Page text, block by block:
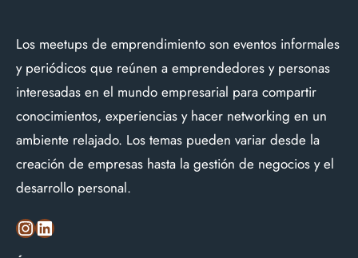
Los meetups de emprendimiento son eventos informales
y periódicos que reúnen a emprendedores y personas
interesadas en el mundo empresarial para compartir
conocimientos, experiencias y hacer networking en un
ambiente relajado. Los temas pueden variar desde la
creación de empresas hasta la gestión de negocios y el
desarrollo personal.
InstagramLinkedIn